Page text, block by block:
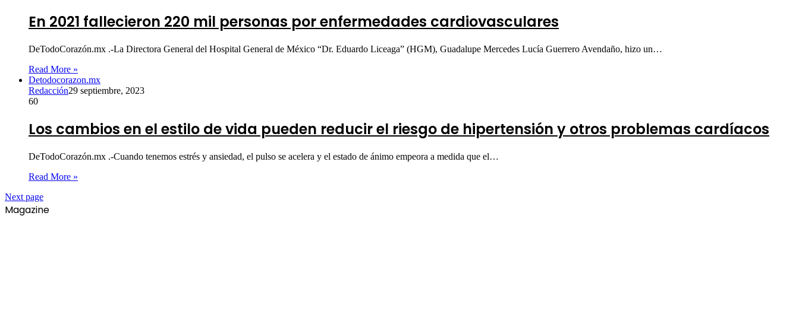
En 2021 fallecieron 220 mil personas por enfermedades cardiovasculares
DeTodoCorazón.mx .-La Directora General del Hospital General de México “Dr. Eduardo Liceaga” (HGM), Guadalupe Mercedes Lucía Guerrero Avendaño, hizo un…
Read More »
Detodocorazon.mx
Redacción29 septiembre, 2023
60
Los cambios en el estilo de vida pueden reducir el riesgo de hipertensión y otros problemas cardíacos
DeTodoCorazón.mx .-Cuando tenemos estrés y ansiedad, el pulso se acelera y el estado de ánimo empeora a medida que el…
Read More »
Next page
Magazine